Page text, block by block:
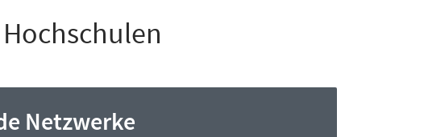
Netzwerke